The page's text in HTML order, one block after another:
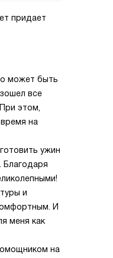
придает
может быть
все
этом,
на
ужин
Благодаря
и
И
меня как
на